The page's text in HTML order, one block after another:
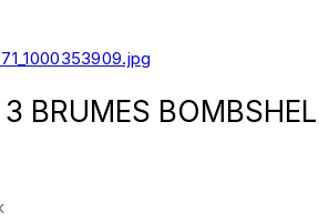
BRUMES